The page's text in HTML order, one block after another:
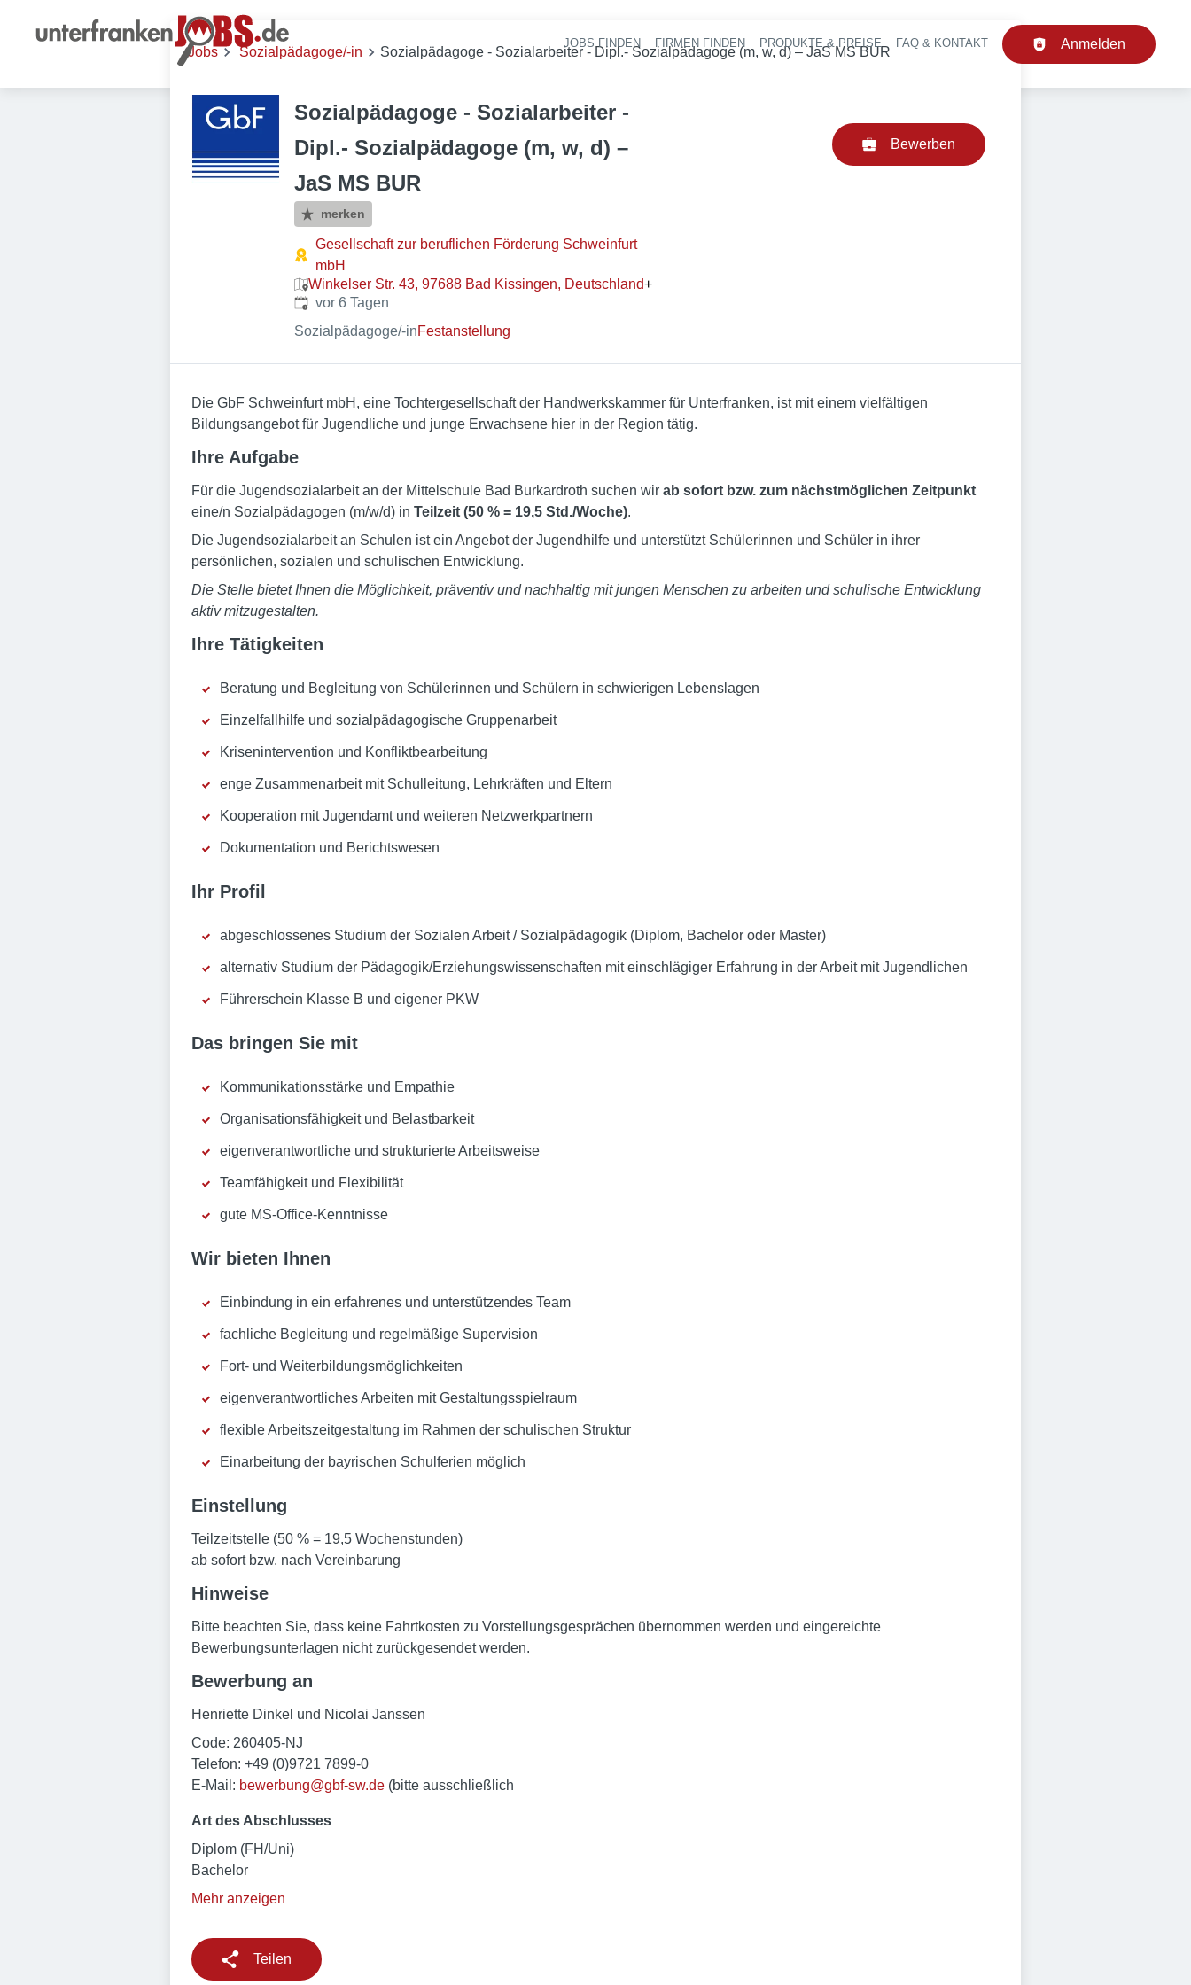
Haupt-Navigation
JOBS FINDEN FIRMEN FINDEN PRODUKTE & PREISE FAQ & KONTAKT Anmelden
Jobs Sozialpädagoge/-in Sozialpädagoge - Sozialarbeiter - Dipl.- Sozialpädagoge (m, w, d) – JaS MS BUR
Sozialpädagoge - Sozialarbeiter -
Dipl.- Sozialpädagoge (m, w, d) –
JaS MS BUR
merken
Gesellschaft zur beruflichen Förderung Schweinfurt
mbH
Winkelser Str. 43, 97688 Bad Kissingen, Deutschland+
Veröffentlicht:
vor 6 Tagen
Sozialpädagoge/-inFestanstellung
Bewerben
Die GbF Schweinfurt mbH, eine Tochtergesellschaft der Handwerkskammer für Unterfranken, ist mit einem vielfältigen
Bildungsangebot für Jugendliche und junge Erwachsene hier in der Region tätig.
Ihre Aufgabe
Für die Jugendsozialarbeit an der Mittelschule Bad Burkardroth suchen wir ab sofort bzw. zum nächstmöglichen Zeitpunkt
eine/n Sozialpädagogen (m/w/d) in Teilzeit (50 % = 19,5 Std./Woche).
Die Jugendsozialarbeit an Schulen ist ein Angebot der Jugendhilfe und unterstützt Schülerinnen und Schüler in ihrer
persönlichen, sozialen und schulischen Entwicklung.
Die Stelle bietet Ihnen die Möglichkeit, präventiv und nachhaltig mit jungen Menschen zu arbeiten und schulische Entwicklung
aktiv mitzugestalten.
Ihre Tätigkeiten
Beratung und Begleitung von Schülerinnen und Schülern in schwierigen Lebenslagen
Einzelfallhilfe und sozialpädagogische Gruppenarbeit
Krisenintervention und Konfliktbearbeitung
enge Zusammenarbeit mit Schulleitung, Lehrkräften und Eltern
Kooperation mit Jugendamt und weiteren Netzwerkpartnern
Dokumentation und Berichtswesen
Ihr Profil
abgeschlossenes Studium der Sozialen Arbeit / Sozialpädagogik (Diplom, Bachelor oder Master)
alternativ Studium der Pädagogik/Erziehungswissenschaften mit einschlägiger Erfahrung in der Arbeit mit Jugendlichen
Führerschein Klasse B und eigener PKW
Das bringen Sie mit
Kommunikationsstärke und Empathie
Organisationsfähigkeit und Belastbarkeit
eigenverantwortliche und strukturierte Arbeitsweise
Teamfähigkeit und Flexibilität
gute MS-Office-Kenntnisse
Wir bieten Ihnen
Einbindung in ein erfahrenes und unterstützendes Team
fachliche Begleitung und regelmäßige Supervision
Fort- und Weiterbildungsmöglichkeiten
eigenverantwortliches Arbeiten mit Gestaltungsspielraum
flexible Arbeitszeitgestaltung im Rahmen der schulischen Struktur
Einarbeitung der bayrischen Schulferien möglich
Einstellung
Teilzeitstelle (50 % = 19,5 Wochenstunden)
ab sofort bzw. nach Vereinbarung
Hinweise
Bitte beachten Sie, dass keine Fahrtkosten zu Vorstellungsgesprächen übernommen werden und eingereichte
Bewerbungsunterlagen nicht zurückgesendet werden.
Bewerbung an
Henriette Dinkel und Nicolai Janssen
Code: 260405-NJ
Telefon: +49 (0)9721 7899-0
E-Mail: bewerbung@gbf-sw.de (bitte ausschließlich
Art des Abschlusses
Diplom (FH/Uni)
Bachelor
Mehr anzeigen
Teilen